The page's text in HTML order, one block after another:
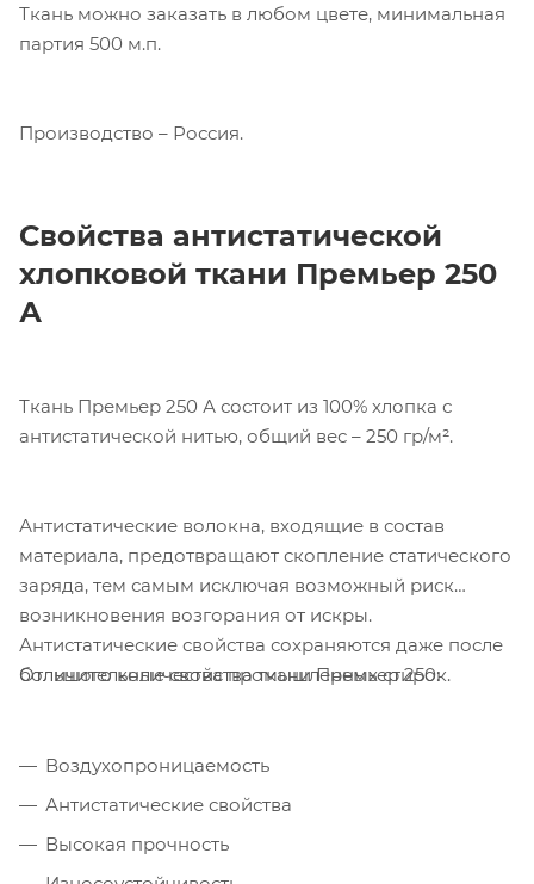
Ткань можно заказать в любом цвете, минимальная
партия 500 м.п.
Производство – Россия.
Свойства антистатической
хлопковой ткани Премьер 250
А
Ткань Премьер 250 А состоит из 100% хлопка с
антистатической нитью, общий вес – 250 гр/м².
Антистатические волокна, входящие в состав
материала, предотвращают скопление статического
заряда, тем самым исключая возможный риск
возникновения возгорания от искры.
Антистатические свойства сохраняются даже после
большого количества промышленных стирок.
Отличительные свойства ткани Премьер 250:
Воздухопроницаемость
Антистатические свойства
Высокая прочность
использованием Яндекс Метрики. Это
улучшает работу сайта и
взаимодействие с ним. Подробнее - в
Политике. Подтвердите ваше согласие,
нажав кнопку "Принять".